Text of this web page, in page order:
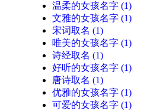
温柔的女孩名字 (1)
文雅的女孩名字 (1)
宋词取名 (1)
唯美的女孩名字 (1)
诗经取名 (1)
好听的女孩名字 (1)
唐诗取名 (1)
优雅的女孩名字 (1)
可爱的女孩名字 (1)